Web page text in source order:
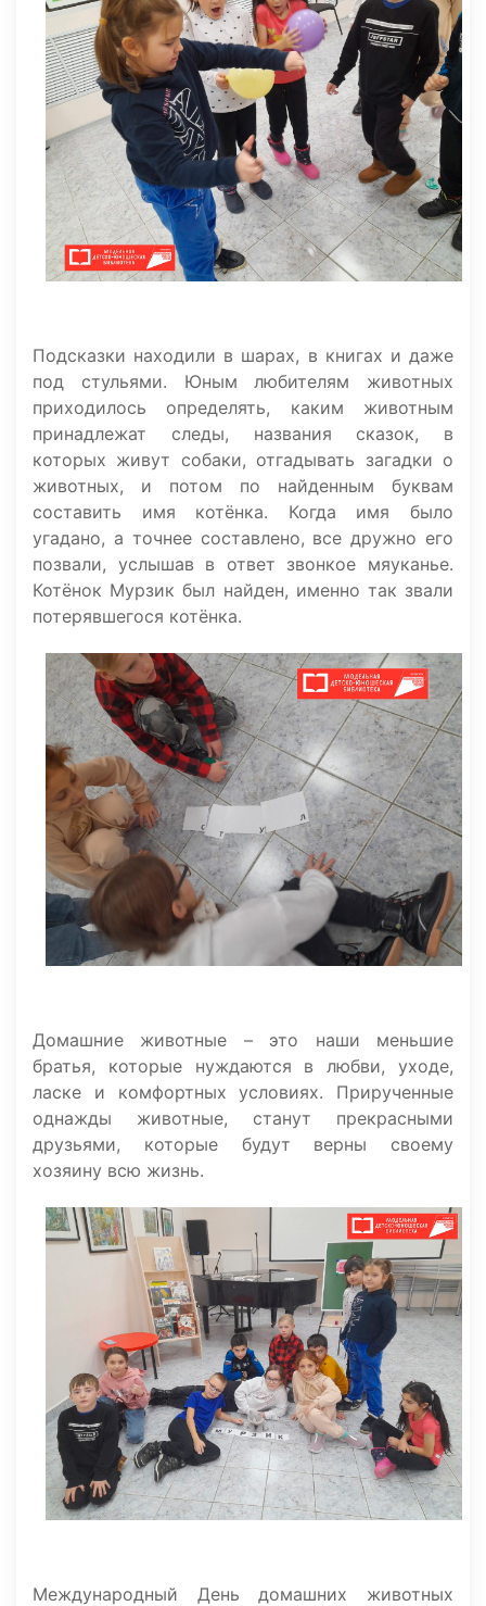
Подсказки находили в шарах, в книгах и даже
под стульями. Юным любителям животных
приходилось определять, каким животным
принадлежат следы, названия сказок, в
которых живут собаки, отгадывать загадки о
животных, и потом по найденным буквам
составить имя котёнка. Когда имя было
угадано, а точнее составлено, все дружно его
позвали, услышав в ответ звонкое мяуканье.
Котёнок Мурзик был найден, именно так звали
потерявшегося котёнка.
Домашние животные – это наши меньшие
братья, которые нуждаются в любви, уходе,
ласке и комфортных условиях. Прирученные
однажды животные, станут прекрасными
друзьями, которые будут верны своему
хозяину всю жизнь.
Международный День домашних животных